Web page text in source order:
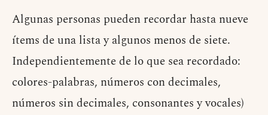
Algunas personas pueden recordar hasta nueve
ítems de una lista y algunos menos de siete.
Independientemente de lo que sea recordado:
colores-palabras, números con decimales,
números sin decimales, consonantes y vocales)